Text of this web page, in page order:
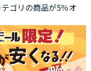
ゴリの商品が5％オ